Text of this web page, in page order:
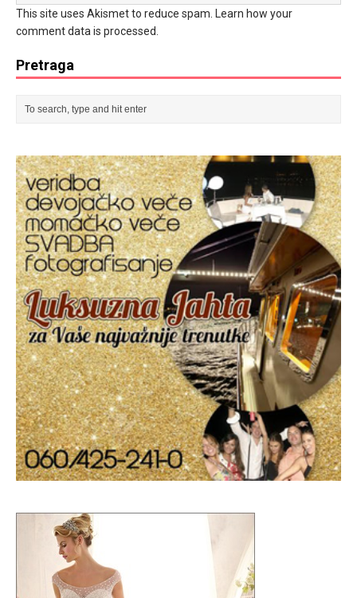
This site uses Akismet to reduce spam. Learn how your
comment data is processed.
Pretraga